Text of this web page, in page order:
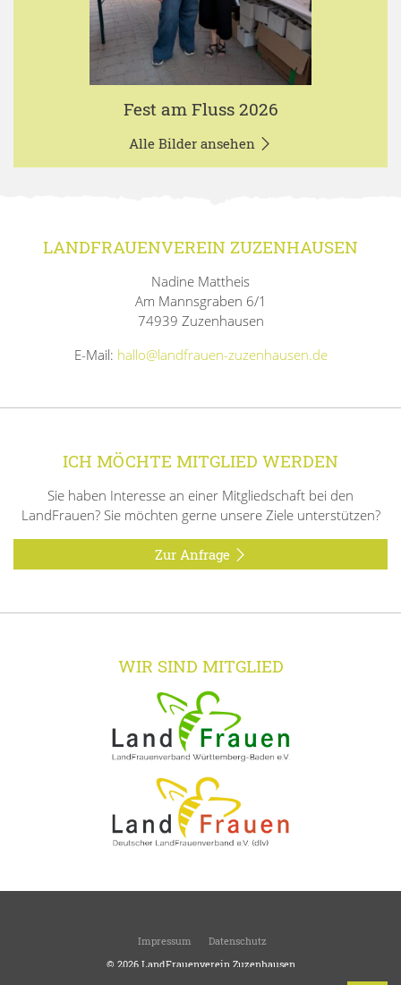
Fest am Fluss 2026
Alle Bilder ansehen
LANDFRAUENVEREIN ZUZENHAUSEN
Nadine Mattheis
Am Mannsgraben 6/1
74939 Zuzenhausen
E-Mail: hallo@landfrauen-zuzenhausen.de
ICH MÖCHTE MITGLIED WERDEN
Sie haben Interesse an einer Mitgliedschaft bei den
LandFrauen? Sie möchten gerne unsere Ziele unterstützen?
Zur Anfrage
WIR SIND MITGLIED
Impressum
Datenschutz
© 2026 LandFrauenverein Zuzenhausen